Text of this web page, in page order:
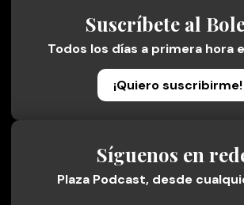
Suscríbete al
Todos los días a primera hora
¡Quiero suscribirme!
Síguenos en
Plaza Podcast, desde